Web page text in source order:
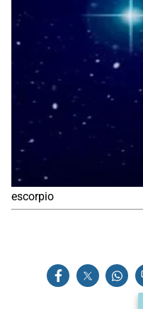
escorpio